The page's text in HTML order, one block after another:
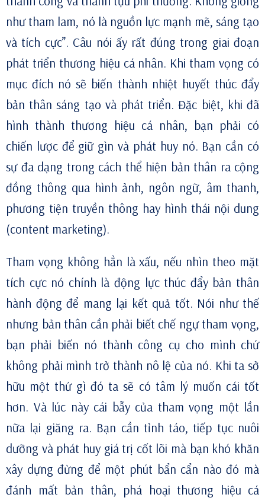
như tham lam, nó là nguồn lực mạnh mẽ, sáng tạo
và tích cực”. Câu nói ấy rất đúng trong giai đoạn
phát triển thương hiệu cá nhân. Khi tham vọng có
mục đích nó sẽ biến thành nhiệt huyết thúc đẩy
bản thân sáng tạo và phát triển. Đặc biệt, khi đã
hình thành thương hiệu cá nhân, bạn phải có
chiến lược để giữ gìn và phát huy nó. Bạn cần có
sự đa dạng trong cách thể hiện bản thân ra cộng
đồng thông qua hình ảnh, ngôn ngữ, âm thanh,
phương tiện truyền thông hay hình thái nội dung
(content marketing).
Tham vọng không hẳn là xấu, nếu nhìn theo mặt
tích cực nó chính là động lực thúc đẩy bản thân
hành động để mang lại kết quả tốt. Nói như thế
nhưng bản thân cần phải biết chế ngự tham vọng,
bạn phải biến nó thành công cụ cho mình chứ
không phải mình trở thành nô lệ của nó. Khi ta sở
hữu một thứ gì đó ta sẽ có tâm lý muốn cái tốt
hơn. Và lúc này cái bẫy của tham vọng một lần
nữa lại giăng ra. Bạn cần tỉnh táo, tiếp tục nuôi
dưỡng và phát huy giá trị cốt lõi mà bạn khó khăn
xây dựng đừng để một phút bẩn cẩn nào đó mà
đánh mất bản thân, phá hoại thương hiệu cá